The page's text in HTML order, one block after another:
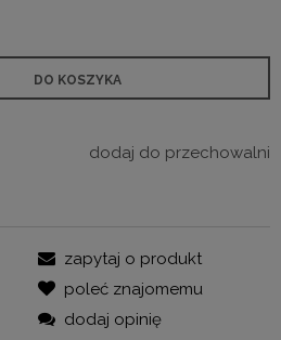
DO KOSZYKA
dodaj do przechowalni
zapytaj o produkt
poleć znajomemu
dodaj opinię